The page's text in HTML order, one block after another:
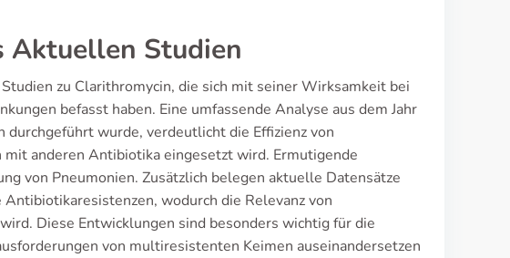
Aktuellen Studien
zu Clarithromycin, die sich mit seiner Wirksamkeit bei
befasst haben. Eine umfassende Analyse aus dem Jahr
wurde, verdeutlicht die Effizienz von
anderen Antibiotika eingesetzt wird. Ermutigende
von Pneumonien. Zusätzlich belegen aktuelle Datensätze
wodurch die Relevanz von
Diese Entwicklungen sind besonders wichtig für die
von multiresistenten Keimen auseinandersetzen